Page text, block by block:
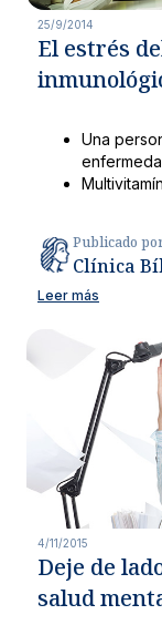
25/9/2014
El estrés
Una
Publicado
Clínica
Leer más
4/11/2015
Deje de
salud